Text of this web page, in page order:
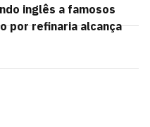
inglês a famosos
por refinaria alcança